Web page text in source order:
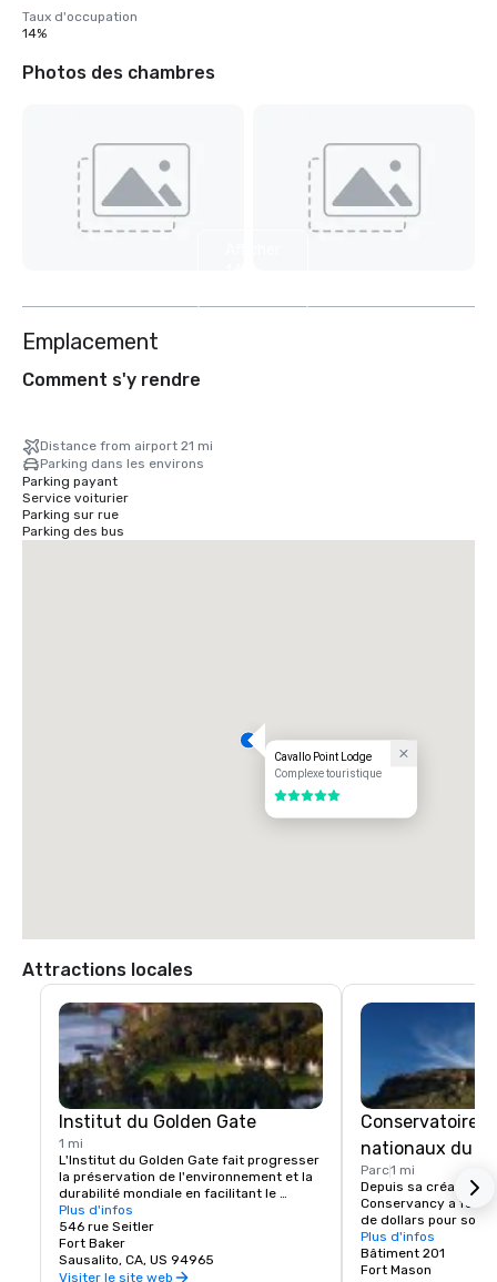
Taux d'occupation
14%
Photos des chambres
Emplacement
Comment s'y rendre
Distance from airport 21 mi
Parking dans les environs
Parking payant
Service voiturier
Parking sur rue
Parking des bus
Cavallo Point Lodge
Complexe touristique
5 sur 5
Attractions locales
Institut du Golden Gate
1 mi
L'Institut du Golden Gate fait progresser
la préservation de l'environnement et la
durabilité mondiale en facilitant le
dialogue et la collaboration
intersectoriels, en encourageant de
nouveaux partenariats et en promouvant
l'action.
Plus d'infos
546 rue Seitler
Fort Baker
Sausalito, CA, US 94965
Visiter le site web
Conservatoire
nationaux du
Parc1 mi
Depuis sa création
Conservancy a
de dollars pour
nationaux du Golden
250 000 bénévoles
Notre mission est
Plus d'infos
Bâtiment 201
Fort Mason